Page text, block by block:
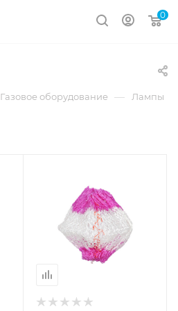
0
Газовое оборудование — Лампы